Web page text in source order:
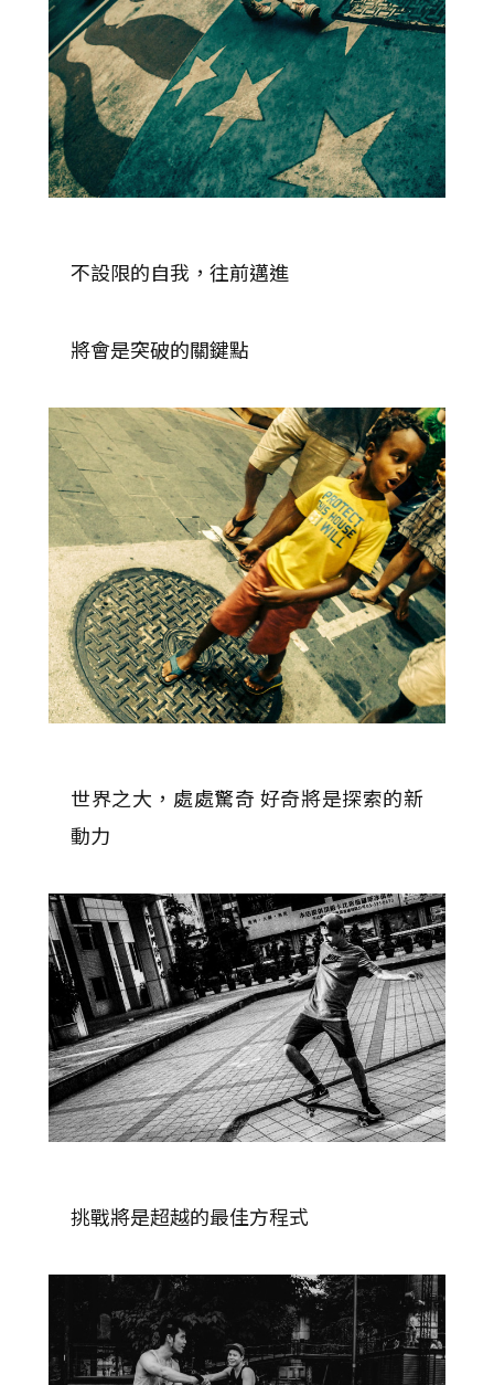
不設限的自我，往前邁進
將會是突破的關鍵點
世界之大，處處驚奇 好奇將是探索的新
動力
挑戰將是超越的最佳方程式